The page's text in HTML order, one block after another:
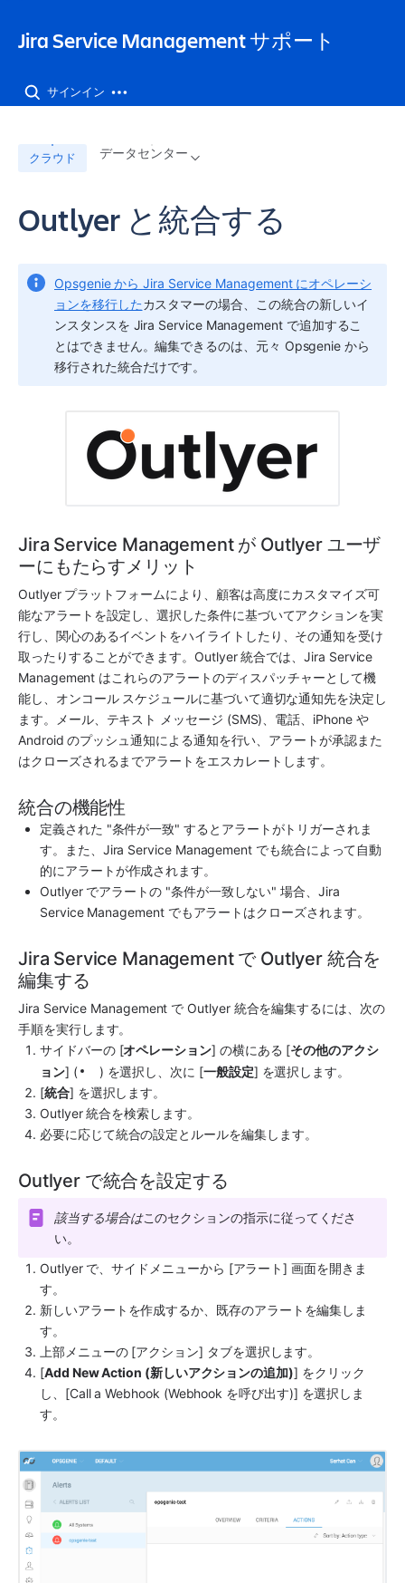
Jira Service Management サポート
サインイン
クラウド データセンター
Outlyer と統合する
Opsgenie から Jira Service Management にオペレーシ
ョンを移行したカスタマーの場合、この統合の新しいイ
ンスタンスを Jira Service Management で追加するこ
とはできません。編集できるのは、元々 Opsgenie から
移行された統合だけです。
Jira Service Management が Outlyer ユーザ
ーにもたらすメリット
Outlyer プラットフォームにより、顧客は高度にカスタマイズ可
能なアラートを設定し、選択した条件に基づいてアクションを実
行し、関心のあるイベントをハイライトしたり、その通知を受け
取ったりすることができます。 Outlyer 統合では、Jira Service
Management はこれらのアラートのディスパッチャーとして機
能し、オンコール スケジュールに基づいて適切な通知先を決定し
ます。メール、テキスト メッセージ (SMS)、電話、iPhone や
Android のプッシュ通知による通知を行い、アラートが承認また
はクローズされるまでアラートをエスカレートします。
統合の機能性
定義された "条件が一致" するとアラートがトリガーされま
す。また、 Jira Service Management でも統合によって自動
的にアラートが作成されます。
Outlyer でアラートの "条件が一致しない" 場合、 Jira
Service Management でもアラートはクローズされます。
Jira Service Management で Outlyer 統合を
編集する
Jira Service Management で Outlyer 統合を編集するには、次の
手順を実行します。
サイドバーの [オペレーション] の横にある [その他のアクシ
ョン] ( ) を選択し、次に [一般設定] を選択します。
[統合] を選択します。
Outlyer 統合を検索します。
必要に応じて統合の設定とルールを編集します。
Outlyer で統合を設定する
該当する場合はこのセクションの指示に従ってくださ
い。
Outlyer で、サイドメニューから [アラート] 画面を開きま
す。
新しいアラートを作成するか、既存のアラートを編集しま
す。
上部メニューの [アクション] タブを選択します。
[Add New Action (新しいアクションの追加)] をクリック
し、[Call a Webhook (Webhook を呼び出す)] を選択しま
す。